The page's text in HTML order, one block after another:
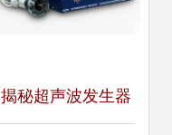
揭秘超声波发生器